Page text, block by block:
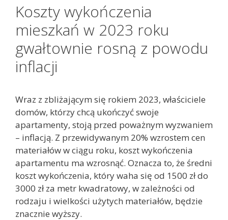
Koszty wykończenia
mieszkań w 2023 roku
gwałtownie rosną z powodu
inflacji
Wraz z zbliżającym się rokiem 2023, właściciele
domów, którzy chcą ukończyć swoje
apartamenty, stoją przed poważnym wyzwaniem
– inflacją. Z przewidywanym 20% wzrostem cen
materiałów w ciągu roku, koszt wykończenia
apartamentu ma wzrosnąć. Oznacza to, że średni
koszt wykończenia, który waha się od 1500 zł do
3000 zł za metr kwadratowy, w zależności od
rodzaju i wielkości użytych materiałów, będzie
znacznie wyższy.